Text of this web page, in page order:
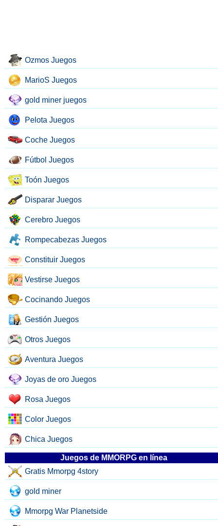
Ozmos Juegos
MarioS Juegos
gold miner juegos
Pelota Juegos
Coche Juegos
Fútbol Juegos
Toón Juegos
Disparar Juegos
Cerebro Juegos
Rompecabezas Juegos
Constituir Juegos
Vestirse Juegos
Cocinando Juegos
Gestión Juegos
Otros Juegos
Aventura Juegos
Joyas de oro Juegos
Rosa Juegos
Color Juegos
Chica Juegos
Juegos de MMORPG en línea
Gratis Mmorpg 4story
gold miner
Mmorpg War Planetside